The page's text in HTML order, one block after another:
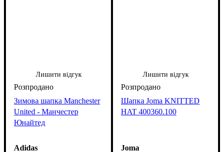
Лишити відгук
Зимова шапка Manchester
United - Манчестер
Юнайтед
Adidas
Лишити відгук
Шапка Joma KNITTED
HAT 400360.100
Joma